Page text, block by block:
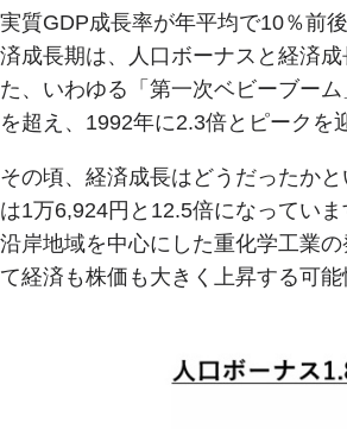
実質GDP成長率が年平均で10％前
済成長期は、人口ボーナスと経済
た、いわゆる「第一次ベビーブー
を超え、1992年に2.3倍とピークを
その頃、経済成長はどうだったか
は1万6,924円と12.5倍になってい
沿岸地域を中心にした重化学工業
て経済も株価も大きく上昇する可